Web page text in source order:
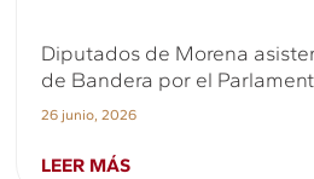
Diputados de Morena
de Bandera por el
26 junio, 2026
LEER MÁS